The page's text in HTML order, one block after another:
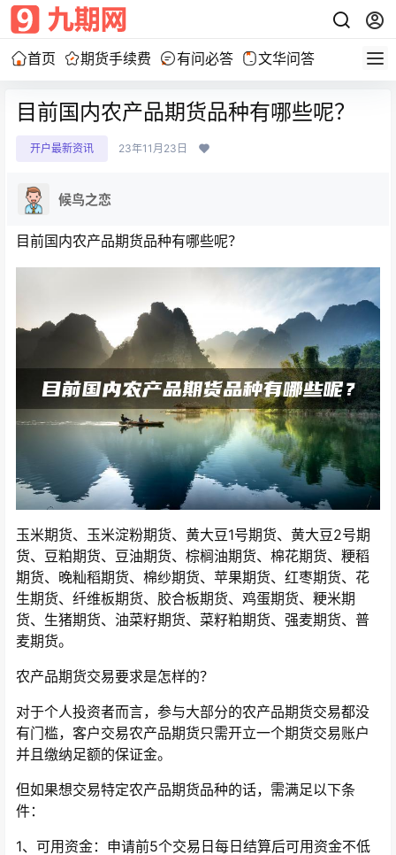
首页 期货手续费 有问必答 文华问答
目前国内农产品期货品种有哪些呢？
开户最新资讯 23年11月23日
候鸟之恋
目前国内农产品期货品种有哪些呢？
玉米期货、玉米淀粉期货、黄大豆1号期货、黄大豆2号期
货、豆粕期货、豆油期货、棕榈油期货、棉花期货、粳稻
期货、晚籼稻期货、棉纱期货、苹果期货、红枣期货、花
生期货、纤维板期货、胶合板期货、鸡蛋期货、粳米期
货、生猪期货、油菜籽期货、菜籽粕期货、强麦期货、普
麦期货。
农产品期货交易要求是怎样的？
对于个人投资者而言，参与大部分的农产品期货交易都没
有门槛，客户交易农产品期货只需开立一个期货交易账户
并且缴纳足额的保证金。
但如果想交易特定农产品期货品种的话，需满足以下条
件：
1、可用资金：申请前5个交易日每日结算后可用资金不低